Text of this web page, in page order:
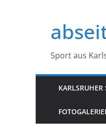
springen
Sport aus
KARLSRUHER